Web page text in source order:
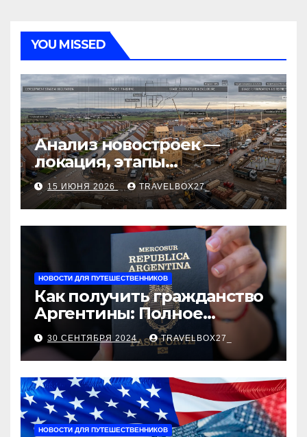
YOU MISSED
Анализ новостроек —
локация, этапы
строительства, проверка
застройщика, сценарии
оформления сделки и
рыночные ориентиры
15 ИЮНЯ 2026 TRAVELBOX27_
НОВОСТИ ДЛЯ ПУТЕШЕСТВЕННИКОВ
Как получить гражданство
Аргентины: Полное
руководство
30 СЕНТЯБРЯ 2024 TRAVELBOX27_
НОВОСТИ ДЛЯ ПУТЕШЕСТВЕННИКОВ